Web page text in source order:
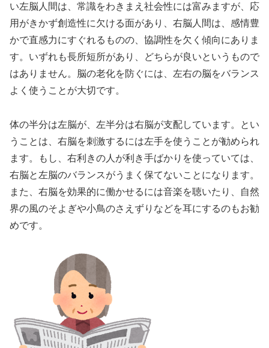
い左脳人間は、常識をわきまえ社会性には富みますが、応
用がきかず創造性に欠ける面があり、右脳人間は、感情豊
かで直感力にすぐれるものの、協調性を欠く傾向にありま
す。いずれも長所短所があり、どちらが良いというもので
はありません。脳の老化を防ぐには、左右の脳をバランス
よく使うことが大切です。
体の半分は左脳が、左半分は右脳が支配しています。とい
うことは、右脳を刺激するには左手を使うことが勧められ
ます。もし、右利きの人が利き手ばかりを使っていては、
右脳と左脳のバランスがうまく保てないことになります。
また、右脳を効果的に働かせるには音楽を聴いたり、自然
界の風のそよぎや小鳥のさえずりなどを耳にするのもお勧
めです。